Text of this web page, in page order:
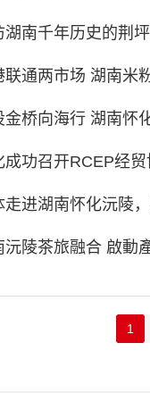
湖南千年历史的荆
通两市场 湖南米
金桥向海行 湖南怀
沅陵茶旅融合 啟動
1